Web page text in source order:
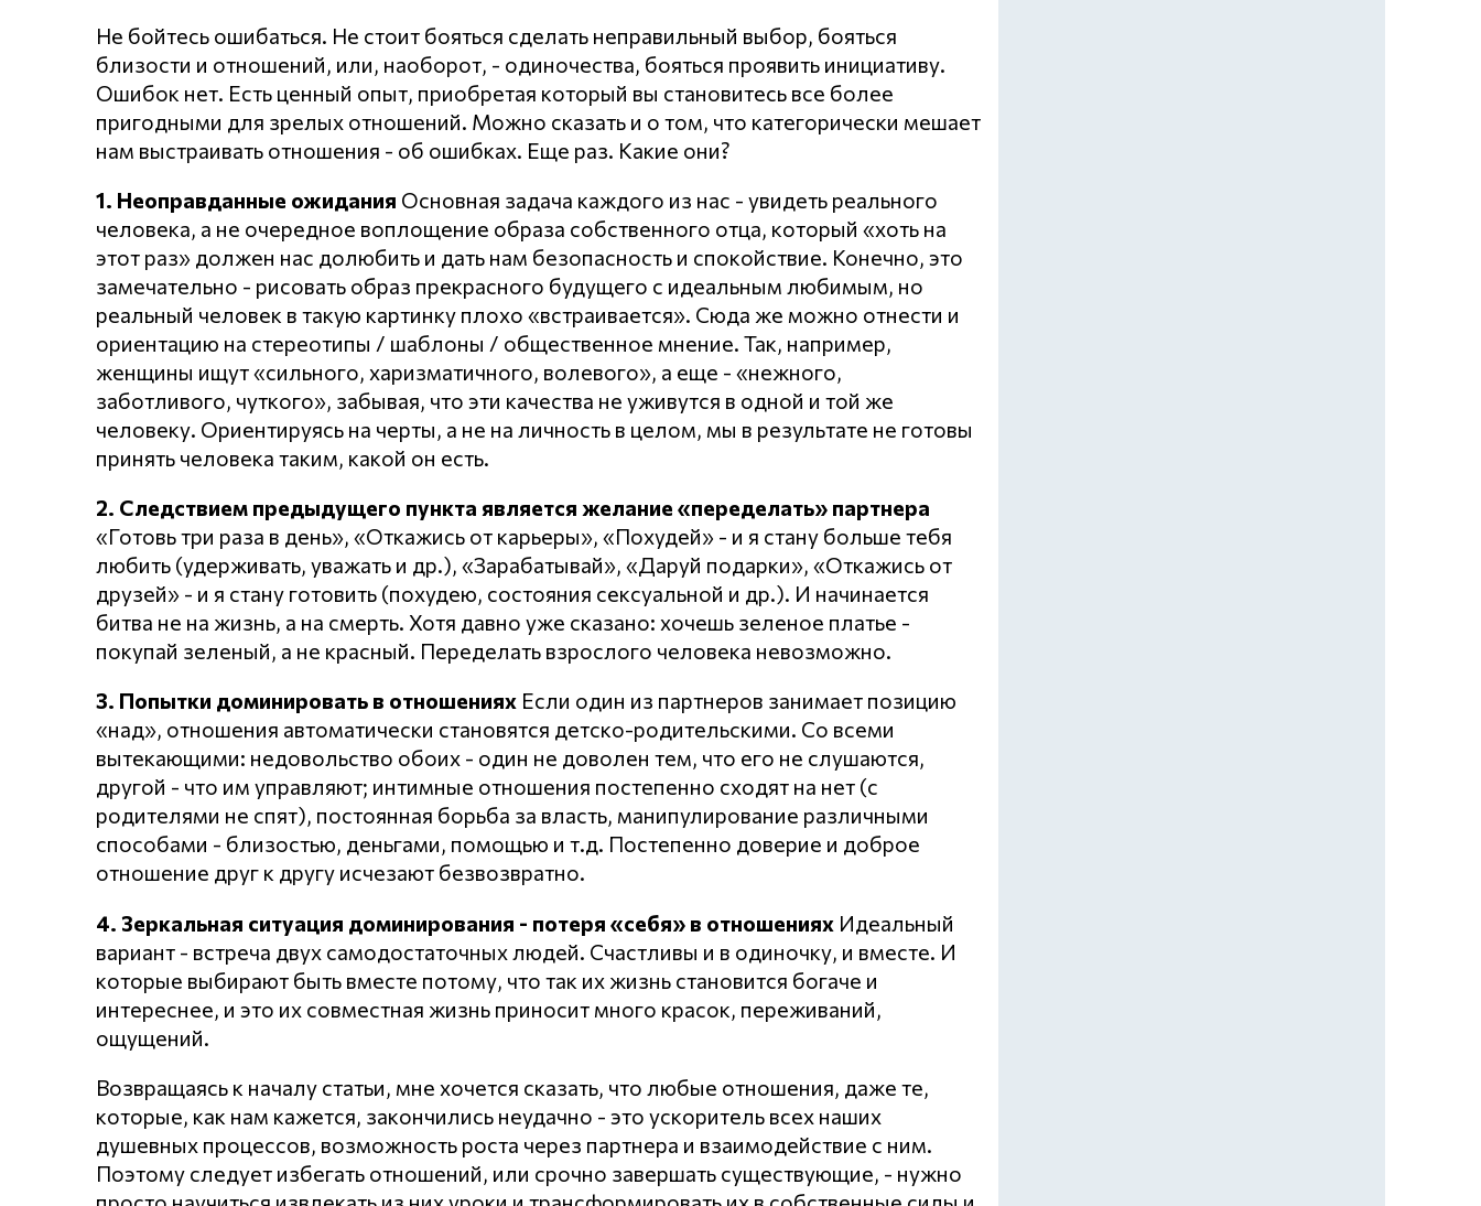
Не бойтесь ошибаться. Не стоит бояться сделать неправильный выбор, бояться
близости и отношений, или, наоборот, - одиночества, бояться проявить инициативу.
Ошибок нет. Есть ценный опыт, приобретая который вы становитесь все более
пригодными для зрелых отношений. Можно сказать и о том, что категорически мешает
нам выстраивать отношения - об ошибках. Еще раз. Какие они?
1. Неоправданные ожидания Основная задача каждого из нас - увидеть реального
человека, а не очередное воплощение образа собственного отца, который «хоть на
этот раз» должен нас долюбить и дать нам безопасность и спокойствие. Конечно, это
замечательно - рисовать образ прекрасного будущего с идеальным любимым, но
реальный человек в такую картинку плохо «встраивается». Сюда же можно отнести и
ориентацию на стереотипы / шаблоны / общественное мнение. Так, например,
женщины ищут «сильного, харизматичного, волевого», а еще - «нежного,
заботливого, чуткого», забывая, что эти качества не уживутся в одной и той же
человеку. Ориентируясь на черты, а не на личность в целом, мы в результате не готовы
принять человека таким, какой он есть.
2. Следствием предыдущего пункта является желание «переделать» партнера
«Готовь три раза в день», «Откажись от карьеры», «Похудей» - и я стану больше тебя
любить (удерживать, уважать и др.), «Зарабатывай», «Даруй подарки», «Откажись от
друзей» - и я стану готовить (похудею, состояния сексуальной и др.). И начинается
битва не на жизнь, а на смерть. Хотя давно уже сказано: хочешь зеленое платье -
покупай зеленый, а не красный. Переделать взрослого человека невозможно.
3. Попытки доминировать в отношениях Если один из партнеров занимает позицию
«над», отношения автоматически становятся детско-родительскими. Со всеми
вытекающими: недовольство обоих - один не доволен тем, что его не слушаются,
другой - что им управляют; интимные отношения постепенно сходят на нет (с
родителями не спят), постоянная борьба за власть, манипулирование различными
способами - близостью, деньгами, помощью и т.д. Постепенно доверие и доброе
отношение друг к другу исчезают безвозвратно.
4. Зеркальная ситуация доминирования - потеря «себя» в отношениях Идеальный
вариант - встреча двух самодостаточных людей. Счастливы и в одиночку, и вместе. И
которые выбирают быть вместе потому, что так их жизнь становится богаче и
интереснее, и это их совместная жизнь приносит много красок, переживаний,
ощущений.
Возвращаясь к началу статьи, мне хочется сказать, что любые отношения, даже те,
которые, как нам кажется, закончились неудачно - это ускоритель всех наших
душевных процессов, возможность роста через партнера и взаимодействие с ним.
Поэтому следует избегать отношений, или срочно завершать существующие, - нужно